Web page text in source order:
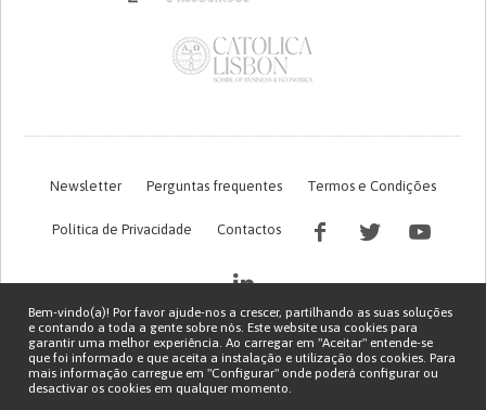
Newsletter Perguntas frequentes Termos e Condições
Política de Privacidade Contactos
Bem-vindo(a)! Por favor ajude-nos a crescer, partilhando as suas soluções
e contando a toda a gente sobre nós. Este website usa cookies para
garantir uma melhor experiência. Ao carregar em "Aceitar" entende-se
que foi informado e que aceita a instalação e utilização dos cookies. Para
mais informação carregue em "Configurar" onde poderá configurar ou
desactivar os cookies em qualquer momento.